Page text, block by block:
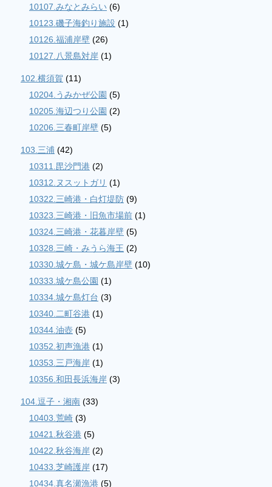
10107.みなとみらい (6)
10123.磯子海釣り施設 (1)
10126.福浦岸壁 (26)
10127.八景島対岸 (1)
102.横須賀 (11)
10204.うみかぜ公園 (5)
10205.海辺つり公園 (2)
10206.三春町岸壁 (5)
103.三浦 (42)
10311.毘沙門港 (2)
10312.ヌスットガリ (1)
10322.三崎港・白灯堤防 (9)
10323.三崎港・旧魚市場前 (1)
10324.三崎港・花暮岸壁 (5)
10328.三崎・みうら海王 (2)
10330.城ケ島・城ケ島岸壁 (10)
10333.城ケ島公園 (1)
10334.城ケ島灯台 (3)
10340.二町谷港 (1)
10344.油壺 (5)
10352.初声漁港 (1)
10353.三戸海岸 (1)
10356.和田長浜海岸 (3)
104.逗子・湘南 (33)
10403.荒崎 (3)
10421.秋谷港 (5)
10422.秋谷海岸 (2)
10433.芝崎護岸 (17)
10434.真名瀬漁港 (5)